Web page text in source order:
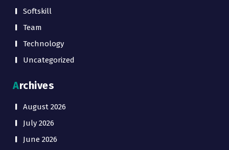
Softskill
Team
Technology
Uncategorized
Archives
August 2026
July 2026
June 2026